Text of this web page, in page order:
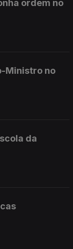
ordem no
Ministro no
da